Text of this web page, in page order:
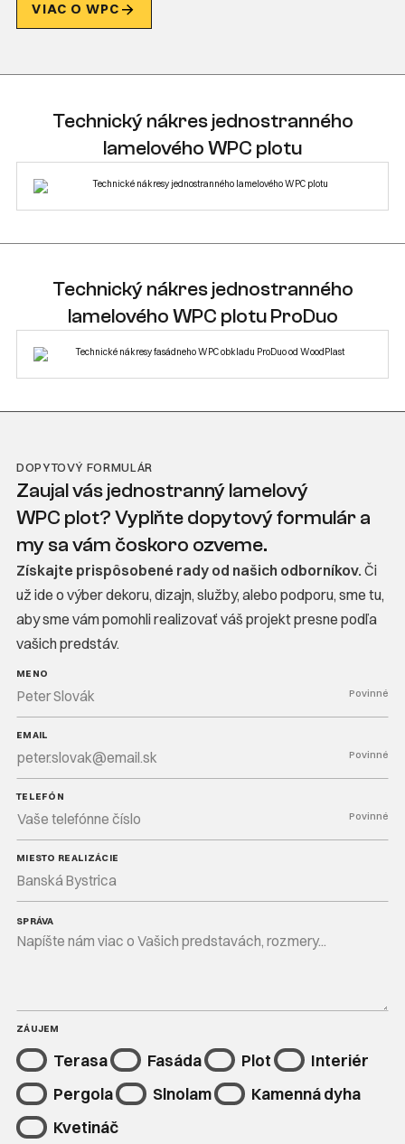
VIAC O WPC
Technický nákres jednostranného
lamelového WPC plotu
Technický nákres jednostranného
lamelového WPC plotu ProDuo
DOPYTOVÝ FORMULÁR
Zaujal vás jednostranný lamelový
WPC plot? Vyplňte dopytový formulár a
my sa vám čoskoro ozveme.
Získajte prispôsobené rady od našich odborníkov. Či
už ide o výber dekoru, dizajn, služby, alebo podporu, sme tu,
aby sme vám pomohli realizovať váš projekt presne podľa
vašich predstáv.
MENO
Povinné
EMAIL
Povinné
TELEFÓN
Povinné
MIESTO REALIZÁCIE
SPRÁVA
ZÁUJEM
Terasa Fasáda Plot
Interiér
Pergola
Slnolam
Kamenná dyha
Kvetináč